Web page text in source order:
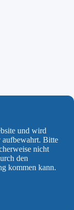
und wird
Bitte
nicht
den
kommen kann.